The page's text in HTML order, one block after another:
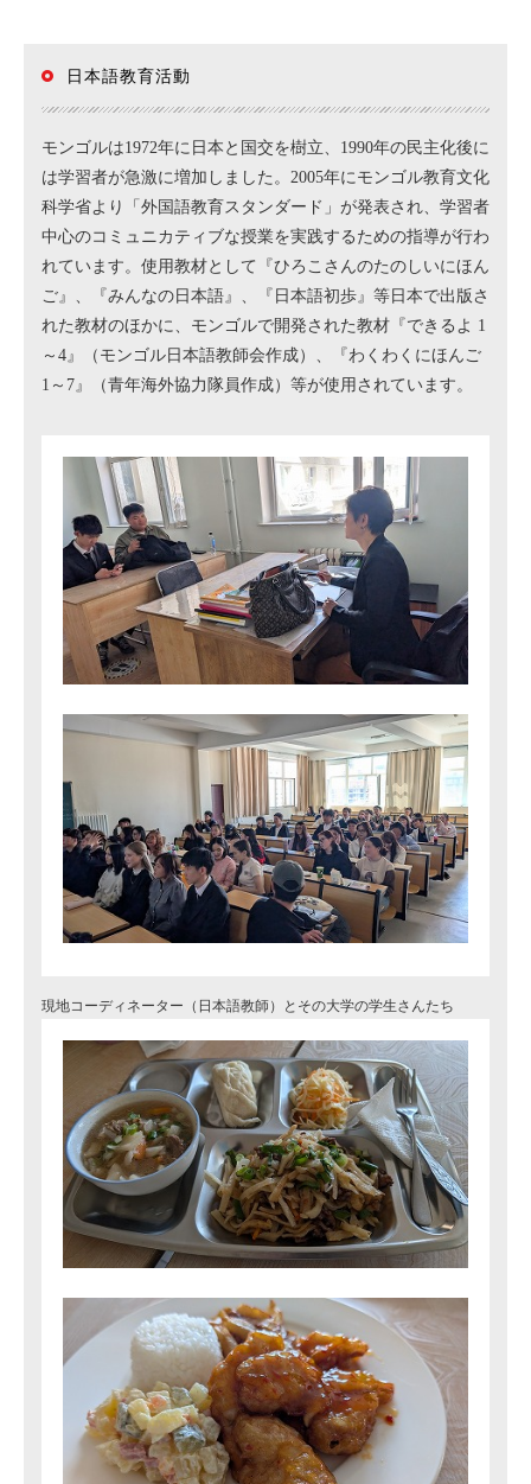
日本語教育活動
モンゴルは1972年に日本と国交を樹立、1990年の民主化後に
は学習者が急激に増加しました。2005年にモンゴル教育文化
科学省より「外国語教育スタンダード」が発表され、学習者
中心のコミュニカティブな授業を実践するための指導が行わ
れています。使用教材として『ひろこさんのたのしいにほん
ご』、『みんなの日本語』、『日本語初歩』等日本で出版さ
れた教材のほかに、モンゴルで開発された教材『できるよ 1
～4』（モンゴル日本語教師会作成）、『わくわくにほんご
1～7』（青年海外協力隊員作成）等が使用されています。
現地コーディネーター（日本語教師）とその大学の学生さんたち